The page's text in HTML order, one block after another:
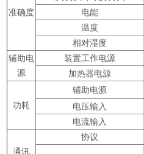
准确度
电能
温度
相对湿度
辅助电
源
装置工作电源
加热器电源
功耗
辅助电源
电压输入
电流输入
通讯
协议